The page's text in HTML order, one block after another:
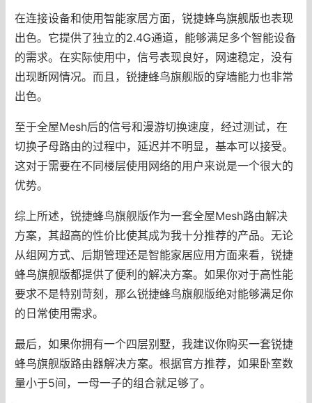
在连接设备和使用智能家居方面，锐捷蜂鸟旗舰版也表现
出色。它提供了独立的2.4G通道，能够满足多个智能设备
的需求。在实际使用中，信号表现良好，网速稳定，没有
出现断网情况。而且，锐捷蜂鸟旗舰版的穿墙能力也非常
出色。
至于全屋Mesh后的信号和漫游切换速度，经过测试，在
切换子母路由的过程中，延迟并不明显，基本可以接受。
这对于需要在不同楼层使用网络的用户来说是一个很大的
优势。
综上所述，锐捷蜂鸟旗舰版作为一套全屋Mesh路由解决
方案，其超高的性价比使其成为我十分推荐的产品。无论
从组网方式、后期管理还是智能家居应用方面来看，锐捷
蜂鸟旗舰版都提供了便利的解决方案。如果你对于高性能
要求不是特别苛刻，那么锐捷蜂鸟旗舰版绝对能够满足你
的日常使用需求。
最后，如果你拥有一个四层别墅，我建议你购买一套锐捷
蜂鸟旗舰版路由器解决方案。根据官方推荐，如果卧室数
量小于5间，一母一子的组合就足够了。